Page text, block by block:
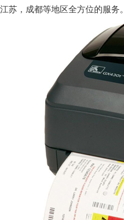
江苏，成都等地区全方位的服务。